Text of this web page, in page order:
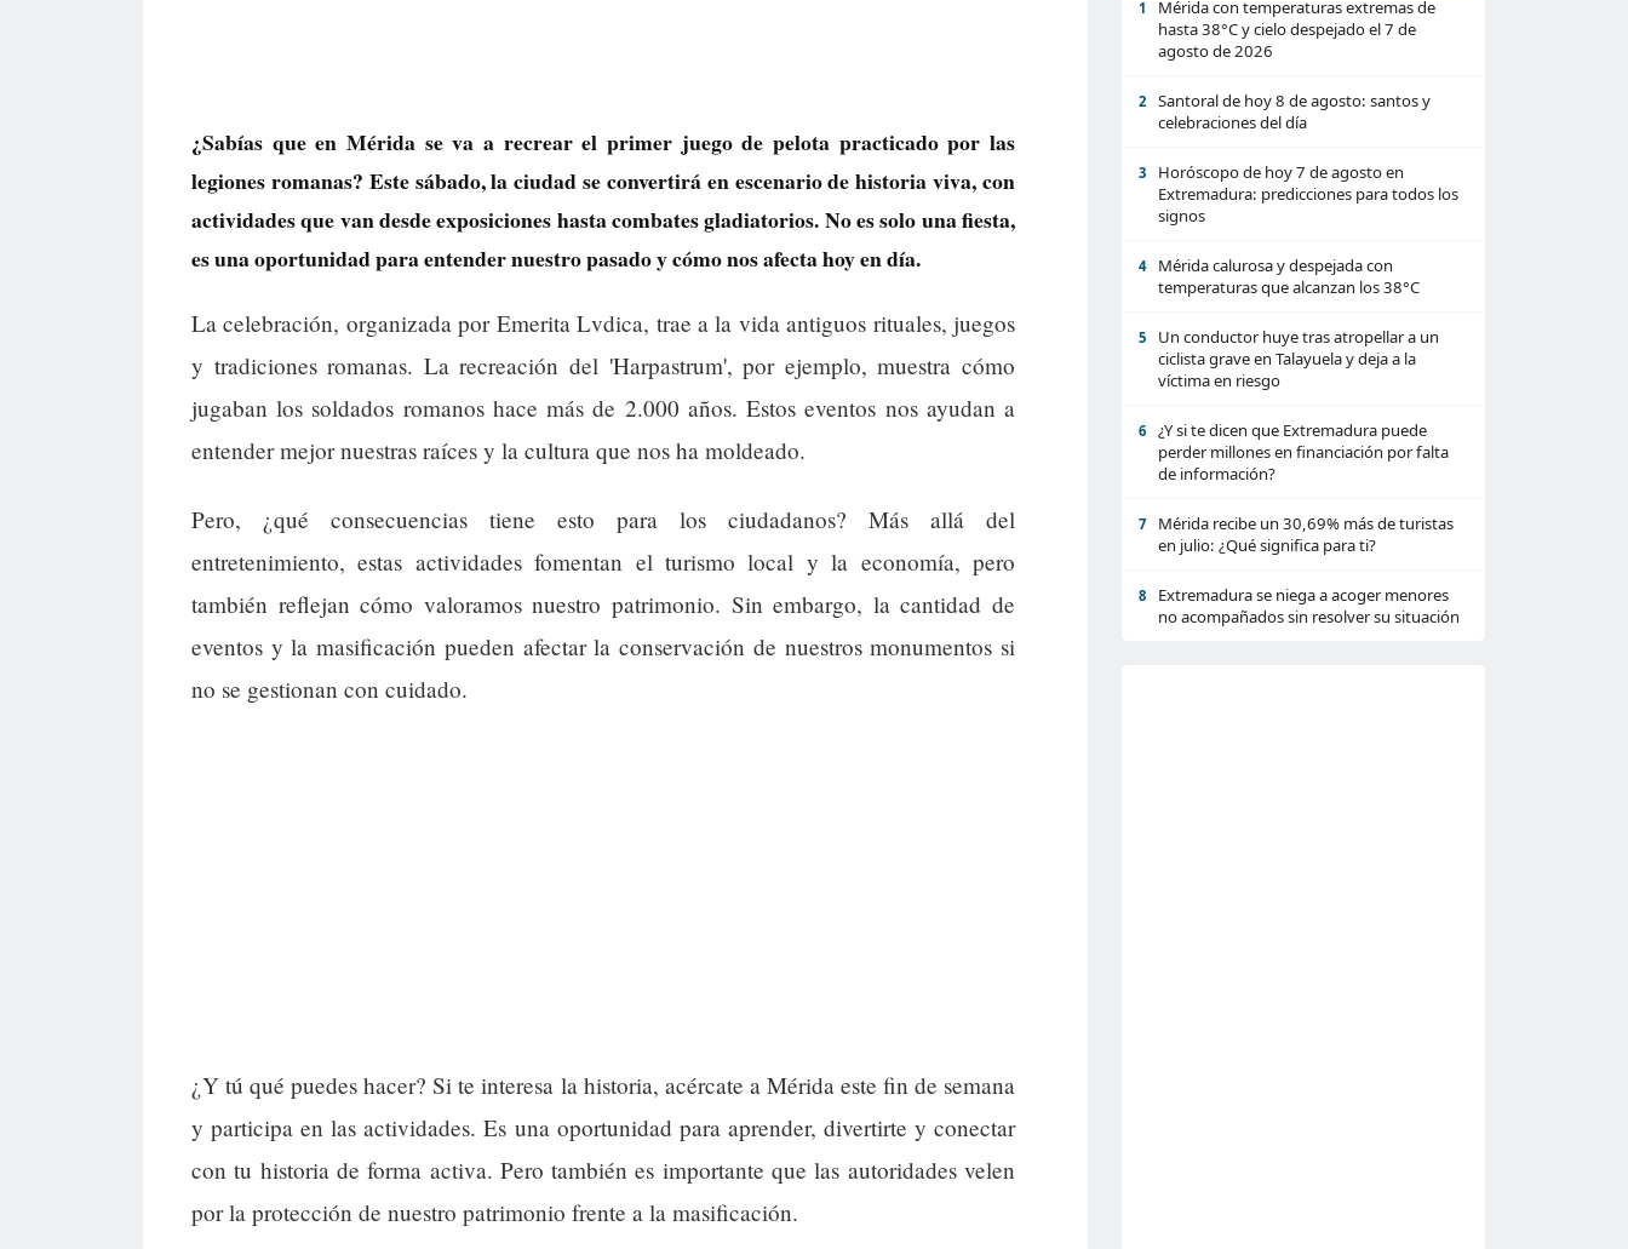
¿Sabías que en Mérida se va a recrear el primer juego de pelota practicado por las
legiones romanas? Este sábado, la ciudad se convertirá en escenario de historia viva, con
actividades que van desde exposiciones hasta combates gladiatorios. No es solo una fiesta,
es una oportunidad para entender nuestro pasado y cómo nos afecta hoy en día.
La celebración, organizada por Emerita Lvdica, trae a la vida antiguos rituales, juegos
y tradiciones romanas. La recreación del 'Harpastrum', por ejemplo, muestra cómo
jugaban los soldados romanos hace más de 2.000 años. Estos eventos nos ayudan a
entender mejor nuestras raíces y la cultura que nos ha moldeado.
Pero, ¿qué consecuencias tiene esto para los ciudadanos? Más allá del
entretenimiento, estas actividades fomentan el turismo local y la economía, pero
también reflejan cómo valoramos nuestro patrimonio. Sin embargo, la cantidad de
eventos y la masificación pueden afectar la conservación de nuestros monumentos si
no se gestionan con cuidado.
¿Y tú qué puedes hacer? Si te interesa la historia, acércate a Mérida este fin de semana
y participa en las actividades. Es una oportunidad para aprender, divertirte y conectar
con tu historia de forma activa. Pero también es importante que las autoridades velen
por la protección de nuestro patrimonio frente a la masificación.
1
Mérida con temperaturas extremas de
hasta 38°C y cielo despejado el 7 de
agosto de 2026
2
Santoral de hoy 8 de agosto: santos y
celebraciones del día
3
Horóscopo de hoy 7 de agosto en
Extremadura: predicciones para todos los
signos
4
Mérida calurosa y despejada con
temperaturas que alcanzan los 38°C
5
Un conductor huye tras atropellar a un
ciclista grave en Talayuela y deja a la
víctima en riesgo
6
¿Y si te dicen que Extremadura puede
perder millones en financiación por falta
de información?
7
Mérida recibe un 30,69% más de turistas
en julio: ¿Qué significa para ti?
8
Extremadura se niega a acoger menores
no acompañados sin resolver su situación